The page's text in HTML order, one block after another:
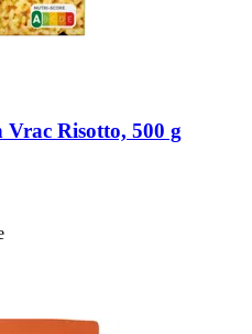
Vrac Risotto, 500 g